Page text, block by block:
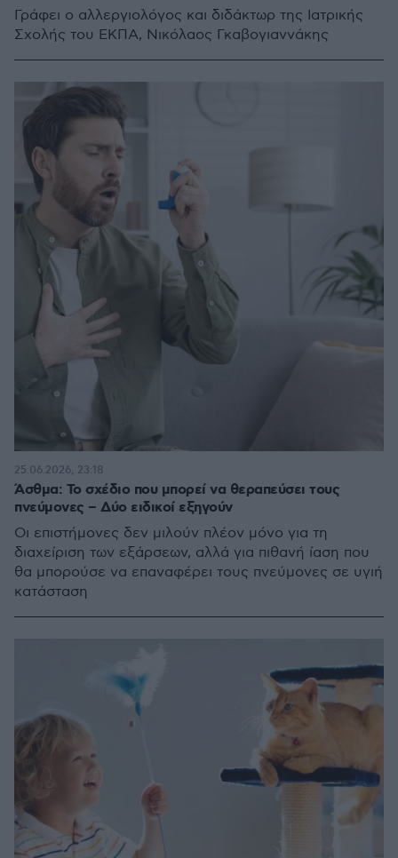
Γράφει ο αλλεργιολόγος και διδάκτωρ της Ιατρικής
Σχολής του ΕΚΠΑ, Νικόλαος Γκαβογιαννάκης
Άσθμα: Το σχέδιο που μπορεί να θεραπεύσει τους
πνεύμονες – Δύο ειδικοί εξηγούν
Οι επιστήμονες δεν μιλούν πλέον μόνο για τη
διαχείριση των εξάρσεων, αλλά για πιθανή ίαση που
θα μπορούσε να επαναφέρει τους πνεύμονες σε υγιή
κατάσταση
25.06.2026, 23:18